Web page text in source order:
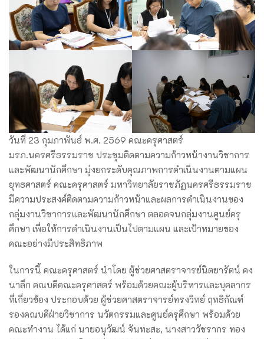
วันที่ 23 กุมภาพันธ์ พ.ศ. 2569 คณะครุศาสตร์
มรภ.นครศรีธรรมราช ประชุมติดตามความก้าวหน้างานวิชาการ
และพัฒนานักศึกษา มุ่งยกระดับคุณภาพการดำเนินงานตามแผน
ยุทธศาสตร์ คณะครุศาสตร์ มหาวิทยาลัยราชภัฏนครศรีธรรมราช
มีความประสงค์ติดตามความก้าวหน้าและผลการดำเนินงานของ
กลุ่มงานวิชาการและพัฒนานักศึกษา ตลอดจนกลุ่มงานศูนย์ครุ
ศึกษา เพื่อให้การดำเนินงานเป็นไปตามแผน และเป้าหมายของ
คณะอย่างมีประสิทธิภาพ
ในการนี้ คณะครุศาสตร์ นำโดย ผู้ช่วยศาสตราจารย์นิตยารัตน์ คง
นาลึก คณบดีคณะครุศาสตร์ พร้อมด้วยคณะผู้บริหารและบุคลากร
ที่เกี่ยวข้อง ประกอบด้วย ผู้ช่วยศาสตราจารย์ทรงวิทย์ ฤทธิกัณฑ์
รองคณบดีฝ่ายวิชาการ นวัตกรรมและศูนย์ครุศึกษา พร้อมด้วย
คณะทำงาน ได้แก่ นายอนุวัฒน์ จันทะสะ, นางสาววัชรากร ทอง